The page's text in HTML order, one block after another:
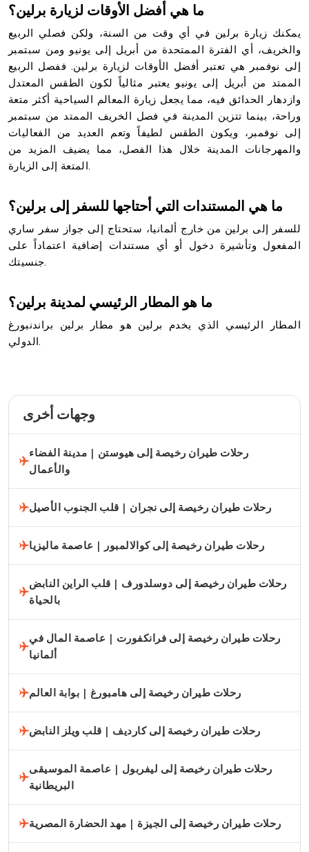
ما هي أفضل الأوقات لزيارة برلين؟
يمكنك زيارة برلين في أي وقت من السنة، ولكن فصلي الربيع
والخريف، أي الفترة الممتحدة من أبريل إلى يونيو ومن سبتمبر
إلى نوفمبر هي تعتبر أفضل الأوقات لزيارة برلين. ففصل الربيع
الممتد من أبريل إلى يونيو يعتبر مثالياً لكون الطقس المعتدل
وازدهار الحدائق فيه، مما يجعل زيارة المعالم السياحية أكثر متعة
وراحة، بينما تتزين المدينة في فصل الخريف الممتد من سبتمبر
إلى نوفمبر، ويكون الطقس لطيفاً وتعم العديد من الفعاليات
والمهرجانات المدينة خلال هذا الفصل، مما يضيف المزيد من
ما هي المستندات التي أحتاجها للسفر إلى برلين؟
للسفر إلى برلين من خارج ألمانيا، ستحتاج إلى جواز سفر ساري
المفعول وتأشيرة دخول أو أي مستندات إضافية اعتماداً على
ما هو المطار الرئيسي لمدينة برلين؟
المطار الرئيسي الذي يخدم برلين هو مطار برلين براندنبورغ
وجهات أخرى
رحلات طيران رخيصة إلى هيوستن | مدينة الفضاء
والأعمال
رحلات طيران رخيصة إلى نجران | قلب الجنوب الأصيل
رحلات طيران رخيصة إلى كوالالمبور | عاصمة ماليزيا
رحلات طيران رخيصة إلى دوسلدورف | قلب الراين النابض
بالحياة
رحلات طيران رخيصة إلى فرانكفورت | عاصمة المال في
ألمانيا
رحلات طيران رخيصة إلى هامبورغ | بوابة العالم
رحلات طيران رخيصة إلى كارديف | قلب ويلز النابض
رحلات طيران رخيصة إلى ليفربول | عاصمة الموسيقى
البريطانية
رحلات طيران رخيصة إلى الجيزة | مهد الحضارة المصرية